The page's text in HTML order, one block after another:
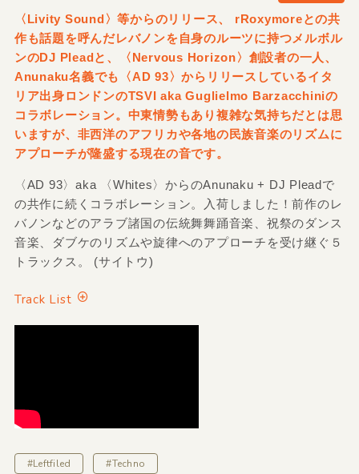
〈Livity Sound〉等からのリリース、 rRoxymoreとの共
作も話題を呼んだレバノンを自身のルーツに持つメルボル
ンのDJ Pleadと、〈Nervous Horizon〉創設者の一人、
Anunaku名義でも〈AD 93〉からリリースしているイタ
リア出身ロンドンのTSVI aka Guglielmo Barzacchiniの
コラボレーション。中東情勢もあり複雑な気持ちだとは思
いますが、非西洋のアフリカや各地の民族音楽のリズムに
アプローチが隆盛する現在の音です。
〈AD 93〉aka 〈Whites〉からのAnunaku + DJ Pleadで
の共作に続くコラボレーション。入荷しました！前作のレ
バノンなどのアラブ諸国の伝統舞舞踊音楽、祝祭のダンス
音楽、ダブケのリズムや旋律へのアプローチを受け継ぐ５
トラックス。 (サイトウ)
Track List
#Leftfiled #Techno